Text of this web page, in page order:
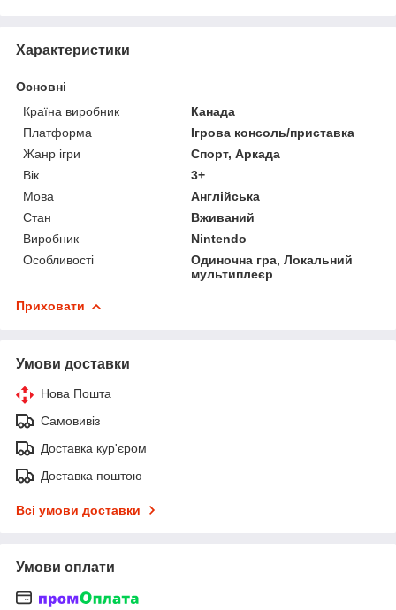
Характеристики
Основні
Країна виробник
Канада
Платформа
Ігрова консоль/приставка
Жанр ігри
Спорт, Аркада
Вік
3+
Мова
Англійська
Стан
Вживаний
Виробник
Nintendo
Особливості
Одиночна гра, Локальний
мультиплеєр
Приховати
Умови доставки
Нова Пошта
Самовивіз
Доставка кур'єром
Доставка поштою
Всі умови доставки
Умови оплати